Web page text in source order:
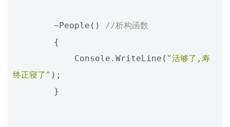
~People ()
//析构函数
{
Console . WriteLine ( "活够了,寿
终正寝了" );
}